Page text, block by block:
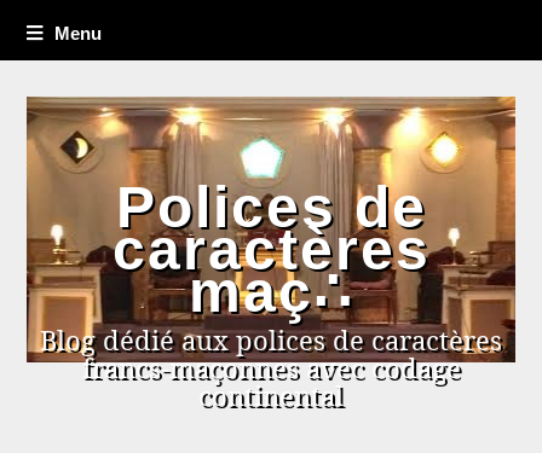
Menu
Polices de
caractères
maç∴
Blog dédié aux polices de caractères
francs-maçonnes avec codage
continental